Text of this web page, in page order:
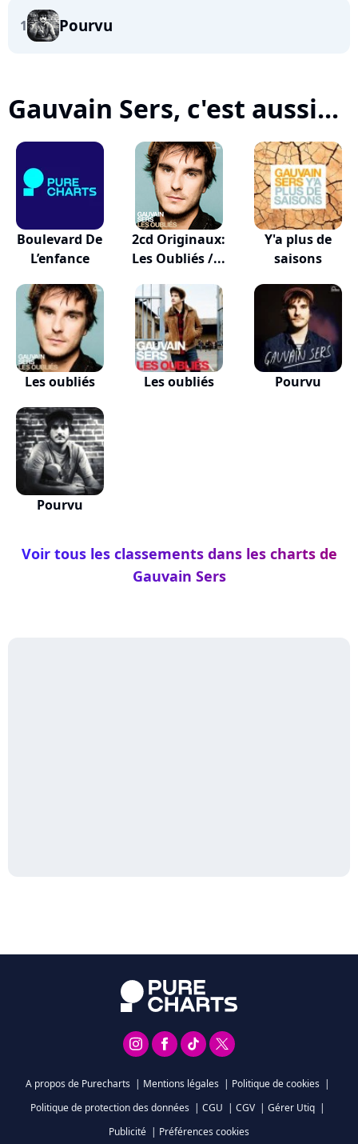
1 Pourvu
Gauvain Sers, c'est aussi...
Boulevard De
L’enfance
2cd Originaux:
Les Oubliés /...
Y'a plus de
saisons
Les oubliés Les oubliés Pourvu
Pourvu
Voir tous les classements dans les charts de
Gauvain Sers
A propos de Purecharts | Mentions légales | Politique de cookies |
Politique de protection des données | CGU | CGV | Gérer Utiq |
Publicité | Préférences cookies